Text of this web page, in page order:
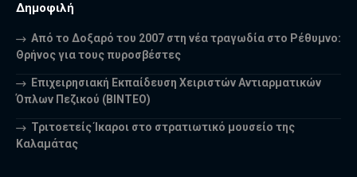
Δημοφιλή
Από το Δοξαρό του 2007 στη νέα τραγωδία στο Ρέθυμνο:
Θρήνος για τους πυροσβέστες
Επιχειρησιακή Εκπαίδευση Χειριστών Αντιαρματικών
Όπλων Πεζικού (ΒΙΝΤΕΟ)
Τριτοετείς Ίκαροι στο στρατιωτικό μουσείο της
Καλαμάτας